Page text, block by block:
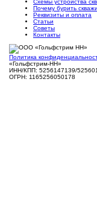
Схемы устройства
Почему бурить
Реквизиты и оплата
Статьи
Советы
Контакты
Политика
«Гольфстрим-НН»
ИНН/КПП: 5256147139/
ОГРН: 1165256050178